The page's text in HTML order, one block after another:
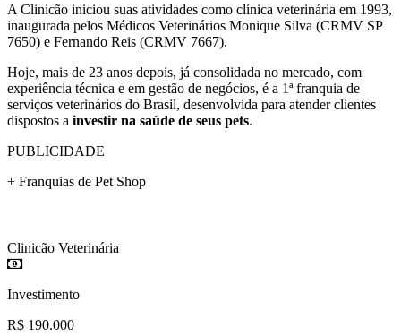
A Clinicão iniciou suas atividades como clínica veterinária em 1993,
inaugurada pelos Médicos Veterinários Monique Silva (CRMV SP
7650) e Fernando Reis (CRMV 7667).
Hoje, mais de 23 anos depois, já consolidada no mercado, com
experiência técnica e em gestão de negócios, é a 1ª franquia de
serviços veterinários do Brasil, desenvolvida para atender clientes
dispostos a investir na saúde de seus pets.
PUBLICIDADE
+ Franquias de Pet Shop
Clinicão Veterinária
Investimento
R$ 190.000